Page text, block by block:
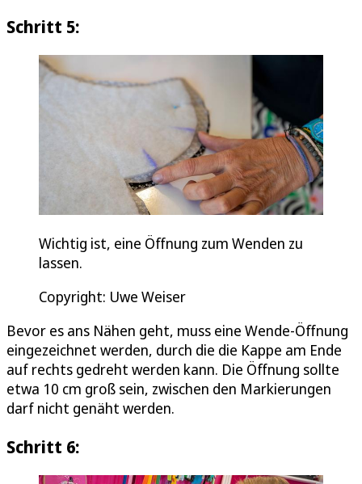
Schritt 5:
Wichtig ist, eine Öffnung zum Wenden zu
lassen.
Copyright: Uwe Weiser
Bevor es ans Nähen geht, muss eine Wende-Öffnung
eingezeichnet werden, durch die die Kappe am Ende
auf rechts gedreht werden kann. Die Öffnung sollte
etwa 10 cm groß sein, zwischen den Markierungen
darf nicht genäht werden.
Schritt 6: